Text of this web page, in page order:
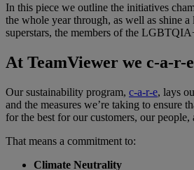
In this piece we outline the initiatives
the whole year through, as well as shine
superstars, the members of the
At TeamViewer we c-a-r-e
Our sustainability program, c-a-r-e, lays
and the measures we’re taking to ensure
for the best for our customers, our
That means a commitment to:
Climate Neutrality